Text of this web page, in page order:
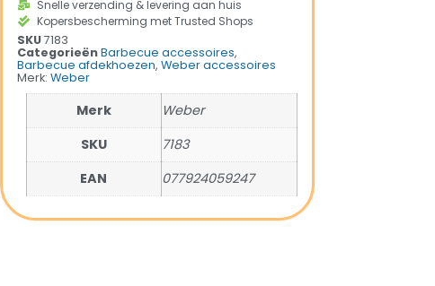
Snelle verzending & levering aan huis
Kopersbescherming met Trusted Shops
SKU7183
CategorieënBarbecue accessoires,
Barbecue afdekhoezen, Weber accessoires
Merk: Weber
Merk
Weber
SKU
7183
EAN
077924059247